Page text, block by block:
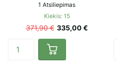
1 Atsiliepimas
Kiekis: 15
371,90 € 335,00 €